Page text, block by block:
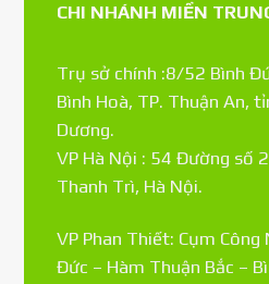
CHI NHÁNH MIỀN
Trụ sở chính :8/52 Bình
Bình Hoà, TP. Thuận An,
Dương.
VP Hà Nội : 54 Đường số
Thanh Trì, Hà Nội.
VP Phan Thiết: Cụm Công
Đức – Hàm Thuận Bắc –